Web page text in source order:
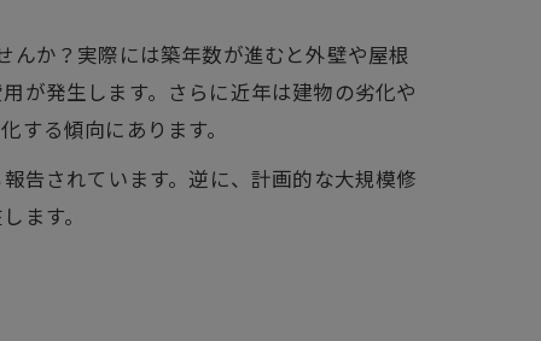
か？実際には築年数が進むと外壁や屋根
が発生します。さらに近年は建物の劣化や
る傾向にあります。
告されています。逆に、計画的な大規模修
ます。